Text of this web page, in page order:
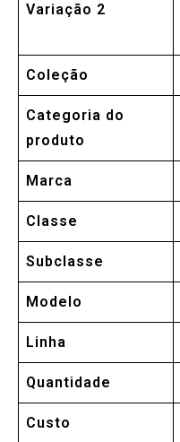
Variação 2
Coleção
Categoria do
produto
Marca
Classe
Subclasse
Modelo
Linha
Quantidade
Custo